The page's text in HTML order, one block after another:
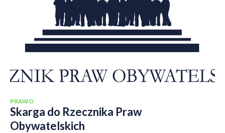
PRAWO
Skarga do Rzecznika Praw
Obywatelskich